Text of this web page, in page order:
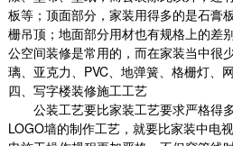
板等；顶面部分，家装用得多的是石膏
栅吊顶；地面部分用材也有规格上的差
公空间装修是常用的，而在家装当中很
璃、亚克力、 PVC、地弹簧、格栅灯、网
四、写字楼装修施工工艺
公装工艺要比家装工艺要求严格得
LOGO墙的制作工艺，就要比家装中电